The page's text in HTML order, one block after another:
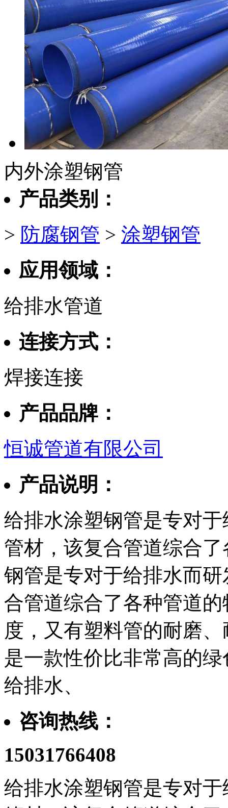
内外涂塑钢管
产品类别：
> 防腐钢管 > 涂塑钢管
应用领域：
给排水管道
连接方式：
焊接连接
产品品牌：
恒诚管道有限公司
产品说明：
给排水涂塑钢管是专对
管材，该复合管道综合
钢管是专对于给排水而
合管道综合了各种管道
度，又有塑料管的耐磨
是一款性价比非常高的
给排水、
咨询热线：
15031766408
给排水涂塑钢管是专对